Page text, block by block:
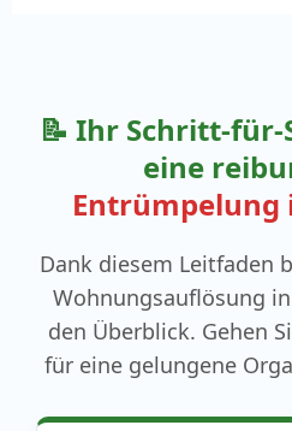
📝 Ihr Schritt-
eine
Entrümpelung
Dank diesem Leitfaden
Wohnungsauflösung in
den Überblick. Gehen
für eine gelungene